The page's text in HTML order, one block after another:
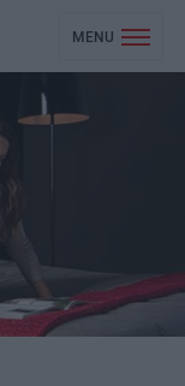
MENU